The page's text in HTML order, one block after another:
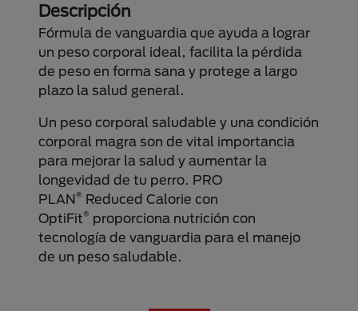
Descripción
Fórmula de vanguardia que ayuda a lograr
un peso corporal ideal, facilita la pérdida
de peso en forma sana y protege a largo
plazo la salud general.
Un peso corporal saludable y una condición
corporal magra son de vital importancia
para mejorar la salud y aumentar la
longevidad de tu perro. PRO
PLAN® Reduced Calorie con
OptiFit® proporciona nutrición con
tecnología de vanguardia para el manejo
de un peso saludable.